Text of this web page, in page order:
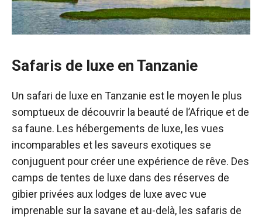
Safaris de luxe en Tanzanie
Un safari de luxe en Tanzanie est le moyen le plus
somptueux de découvrir la beauté de l’Afrique et de
sa faune. Les hébergements de luxe, les vues
incomparables et les saveurs exotiques se
conjuguent pour créer une expérience de rêve. Des
camps de tentes de luxe dans des réserves de
gibier privées aux lodges de luxe avec vue
imprenable sur la savane et au-delà, les safaris de